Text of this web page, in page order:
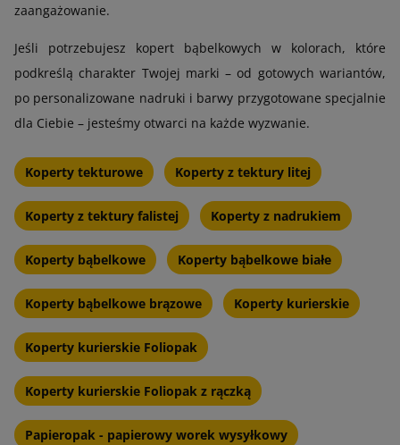
zaangażowanie.
Jeśli potrzebujesz kopert bąbelkowych w kolorach, które
podkreślą charakter Twojej marki – od gotowych wariantów,
po personalizowane nadruki i barwy przygotowane specjalnie
dla Ciebie – jesteśmy otwarci na każde wyzwanie.
Koperty tekturowe Koperty z tektury litej
Koperty z tektury falistej Koperty z nadrukiem
Koperty bąbelkowe Koperty bąbelkowe białe
Koperty bąbelkowe brązowe Koperty kurierskie
Koperty kurierskie Foliopak
Koperty kurierskie Foliopak z rączką
Papieropak - papierowy worek wysyłkowy